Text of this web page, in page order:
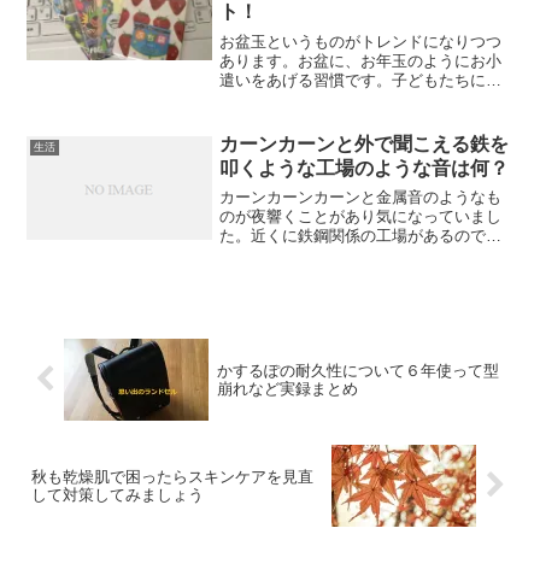
ト！
お盆玉というものがトレンドになりつつ
あります。お盆に、お年玉のようにお小
遣いをあげる習慣です。子どもたちにと
ーナス。大人にとってはちょっとつらい
イベントです。お盆玉とい...
生活
カーンカーンと外で聞こえる鉄を
叩くような工場のような音は何？
カーンカーンカーンと金属音のようなも
のが夜響くことがあり気になっていまし
た。近くに鉄鋼関係の工場があるので、
かするぽの耐久性について６年使って型
崩れなど実録まとめ
秋も乾燥肌で困ったらスキンケアを見直
して対策してみましょう